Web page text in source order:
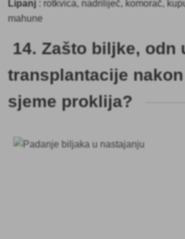
Lipanj : rotkvica, nadriliječ, komorač,
mahune
14. Zašto biljke, odn
transplantacije
sjeme proklija?